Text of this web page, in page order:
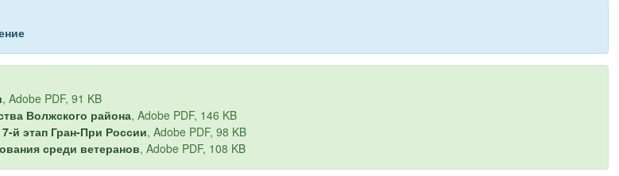
, Adobe PDF, 91 KB
Волжского района, Adobe PDF, 146 KB
й этап Гран-При России, Adobe PDF, 98 KB
среди ветеранов, Adobe PDF, 108 KB